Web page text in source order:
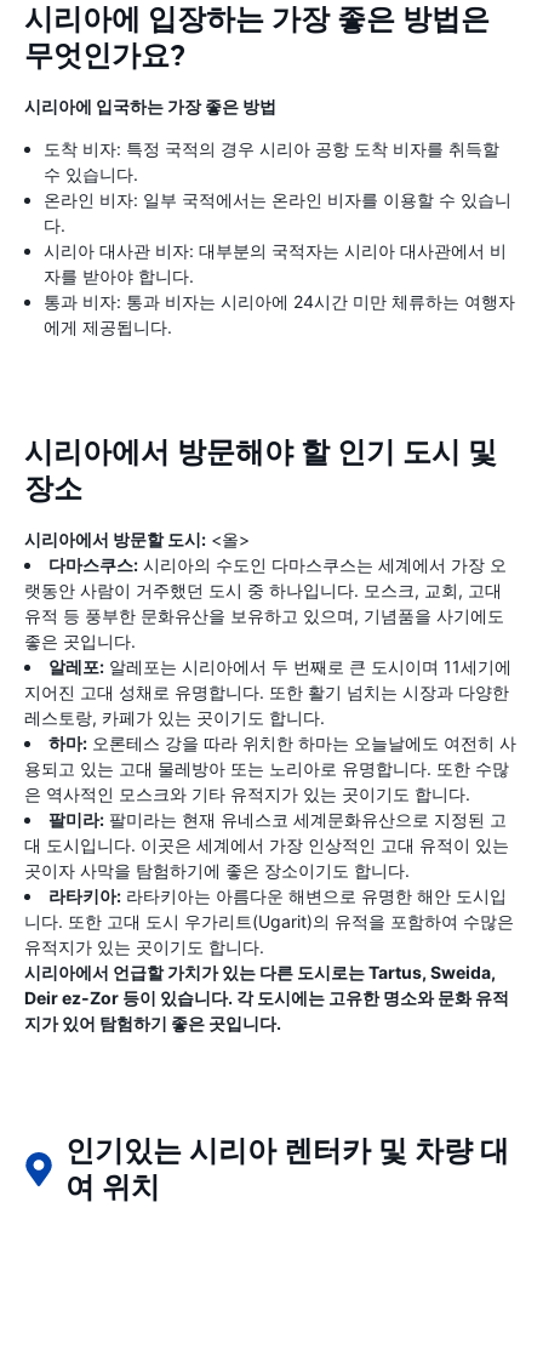
시리아에 입장하는 가장 좋은 방법은
무엇인가요?
시리아에 입국하는 가장 좋은 방법
도착 비자: 특정 국적의 경우 시리아 공항 도착 비자를 취득할
수 있습니다.
온라인 비자: 일부 국적에서는 온라인 비자를 이용할 수 있습니
다.
시리아 대사관 비자: 대부분의 국적자는 시리아 대사관에서 비
자를 받아야 합니다.
통과 비자: 통과 비자는 시리아에 24시간 미만 체류하는 여행자
에게 제공됩니다.
시리아에서 방문해야 할 인기 도시 및
장소
시리아에서 방문할 도시: <올>
다마스쿠스: 시리아의 수도인 다마스쿠스는 세계에서 가장 오
랫동안 사람이 거주했던 도시 중 하나입니다. 모스크, 교회, 고대
유적 등 풍부한 문화유산을 보유하고 있으며, 기념품을 사기에도
좋은 곳입니다.
알레포: 알레포는 시리아에서 두 번째로 큰 도시이며 11세기에
지어진 고대 성채로 유명합니다. 또한 활기 넘치는 시장과 다양한
레스토랑, 카페가 있는 곳이기도 합니다.
하마: 오론테스 강을 따라 위치한 하마는 오늘날에도 여전히 사
용되고 있는 고대 물레방아 또는 노리아로 유명합니다. 또한 수많
은 역사적인 모스크와 기타 유적지가 있는 곳이기도 합니다.
팔미라: 팔미라는 현재 유네스코 세계문화유산으로 지정된 고
대 도시입니다. 이곳은 세계에서 가장 인상적인 고대 유적이 있는
곳이자 사막을 탐험하기에 좋은 장소이기도 합니다.
라타키아: 라타키아는 아름다운 해변으로 유명한 해안 도시입
니다. 또한 고대 도시 우가리트(Ugarit)의 유적을 포함하여 수많은
유적지가 있는 곳이기도 합니다.
시리아에서 언급할 가치가 있는 다른 도시로는 Tartus, Sweida,
Deir ez-Zor 등이 있습니다. 각 도시에는 고유한 명소와 문화 유적
지가 있어 탐험하기 좋은 곳입니다.
인기있는 시리아 렌터카 및 차량 대
여 위치